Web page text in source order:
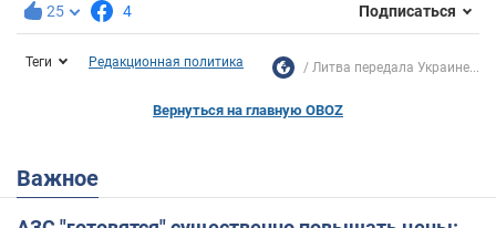
25 4 Подписаться
Теги Редакционная политика Литва передала Украине...
Вернуться на главную OBOZ
Важное